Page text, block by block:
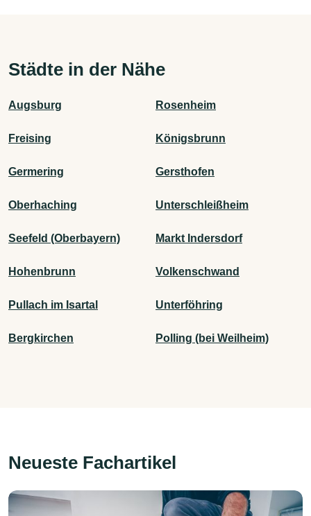
Städte in der Nähe
Augsburg Rosenheim
Freising Königsbrunn
Germering Gersthofen
Oberhaching Unterschleißheim
Seefeld (Oberbayern) Markt Indersdorf
Hohenbrunn Volkenschwand
Pullach im Isartal Unterföhring
Bergkirchen Polling (bei Weilheim)
Neueste Fachartikel